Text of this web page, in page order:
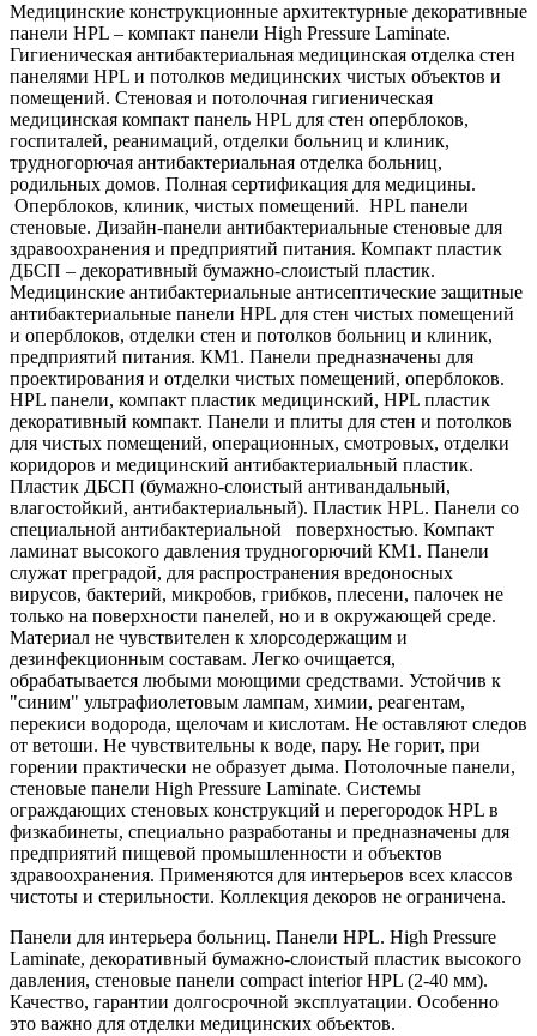
Медицинские конструкционные архитектурные декоративные
панели HPL – компакт панели High Pressure Laminate.
Гигиеническая антибактериальная медицинская отделка стен
панелями HPL и потолков медицинских чистых объектов и
помещений. Стеновая и потолочная гигиеническая
медицинская компакт панель HPL для стен оперблоков,
госпиталей, реанимаций, отделки больниц и клиник,
трудногорючая антибактериальная отделка больниц,
родильных домов. Полная сертификация для медицины.
Оперблоков, клиник, чистых помещений. HPL панели
стеновые. Дизайн-панели антибактериальные стеновые для
здравоохранения и предприятий питания. Компакт пластик
ДБСП – декоративный бумажно-слоистый пластик.
Медицинские антибактериальные антисептические защитные
антибактериальные панели HPL для стен чистых помещений
и оперблоков, отделки стен и потолков больниц и клиник,
предприятий питания. КМ1. Панели предназначены для
проектирования и отделки чистых помещений, оперблоков.
HPL панели, компакт пластик медицинский, HPL пластик
декоративный компакт. Панели и плиты для стен и потолков
для чистых помещений, операционных, смотровых, отделки
коридоров и медицинский антибактериальный пластик.
Пластик ДБСП (бумажно-слоистый антивандальный,
влагостойкий, антибактериальный). Пластик HPL. Панели со
специальной антибактериальной поверхностью. Компакт
ламинат высокого давления трудногорючий КМ1. Панели
служат преградой, для распространения вредоносных
вирусов, бактерий, микробов, грибков, плесени, палочек не
только на поверхности панелей, но и в окружающей среде.
Материал не чувствителен к хлорсодержащим и
дезинфекционным составам. Легко очищается,
обрабатывается любыми моющими средствами. Устойчив к
"синим" ультрафиолетовым лампам, химии, реагентам,
перекиси водорода, щелочам и кислотам. Не оставляют следов
от ветоши. Не чувствительны к воде, пару. Не горит, при
горении практически не образует дыма. Потолочные панели,
стеновые панели High Pressure Laminate. Системы
ограждающих стеновых конструкций и перегородок HPL в
физкабинеты, специально разработаны и предназначены для
предприятий пищевой промышленности и объектов
здравоохранения. Применяются для интерьеров всех классов
чистоты и стерильности. Коллекция декоров не ограничена.
Панели для интерьера больниц. Панели HPL. High Pressure
Laminate, декоративный бумажно-слоистый пластик высокого
давления, стеновые панели compact interior HPL (2-40 мм).
Качество, гарантии долгосрочной эксплуатации. Особенно
это важно для отделки медицинских объектов.